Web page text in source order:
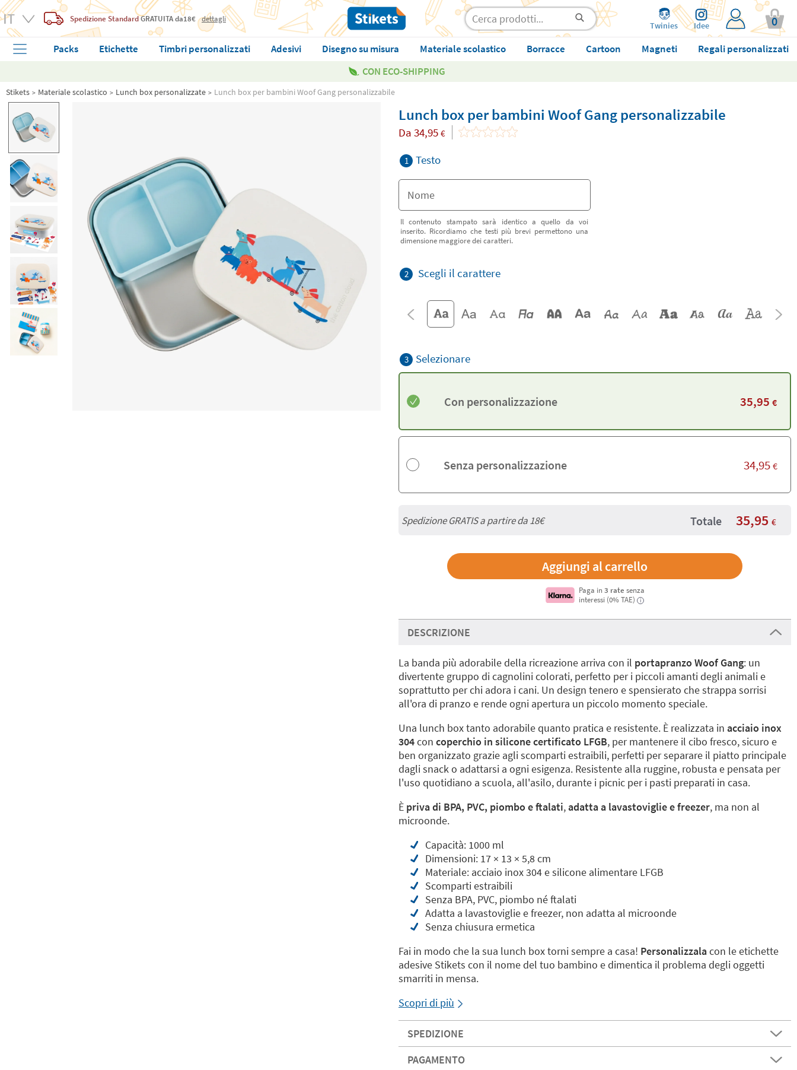
Spedizione StandardGRATUITAda18€ dettagli
Twinies Idee 0
Packs Etichette Timbri personalizzati Adesivi Disegno su misura Materiale scolastico Borracce Cartoon Magneti
Regali personalizzati
CON ECO-SHIPPING
Stikets Materiale scolastico Lunch box personalizzate Lunch box per bambini Woof Gang personalizzabile
Lunch box per bambini Woof Gang personalizzabile
Da 34,95 €
1 Testo
Il contenuto stampato sarà identico a quello da voi
inserito. Ricordiamo che testi più brevi permettono una
dimensione maggiore dei caratteri.
2 Scegli il carattere
3 Selezionare
Con personalizzazione 35,95 €
Senza personalizzazione 34,95 €
Spedizione GRATIS a partire da18€ Totale 35,95 €
Paga in 3 rate senza
interessi (0% TAE)
i
DESCRIZIONE
La banda più adorabile della ricreazione arriva con il portapranzo Woof Gang: un
divertente gruppo di cagnolini colorati, perfetto per i piccoli amanti degli animali e
soprattutto per chi adora i cani. Un design tenero e spensierato che strappa sorrisi
all'ora di pranzo e rende ogni apertura un piccolo momento speciale.
Una lunch box tanto adorabile quanto pratica e resistente. È realizzata in acciaio inox
304con coperchio in silicone certificato LFGB, per mantenere il cibo fresco, sicuro e
ben organizzato grazie agli scomparti estraibili, perfetti per separare il piatto principale
dagli snack o adattarsi a ogni esigenza. Resistente alla ruggine, robusta e pensata per
l'uso quotidiano a scuola, all'asilo, durante i picnic per i pasti preparati in casa.
È priva di BPA, PVC, piombo e ftalati,adatta a lavastoviglie e freezer, ma non al
microonde.
Capacità: 1000 ml
Dimensioni: 17 × 13 × 5,8 cm
Materiale: acciaio inox 304 e silicone alimentare LFGB
Scomparti estraibili
Senza BPA, PVC, piombo né ftalati
Adatta a lavastoviglie e freezer, non adatta al microonde
Senza chiusura ermetica
Fai in modo che la sua lunch box torni sempre a casa! Personalizzalacon le etichette
adesive Stikets con il nome del tuo bambino e dimentica il problema degli oggetti
smarriti in mensa.
Scopri di più
SPEDIZIONE
PAGAMENTO